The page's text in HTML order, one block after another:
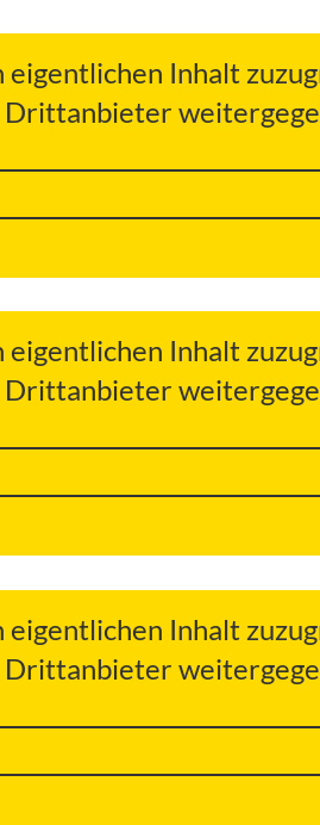
eigentlichen Inhalt
Drittanbieter
eigentlichen Inhalt
Drittanbieter
eigentlichen Inhalt
Drittanbieter